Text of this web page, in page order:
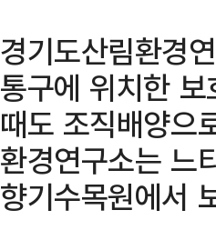
경기도산림환경
통구에 위치한
때도 조직배양으
환경연구소는 느
향기수목원에서